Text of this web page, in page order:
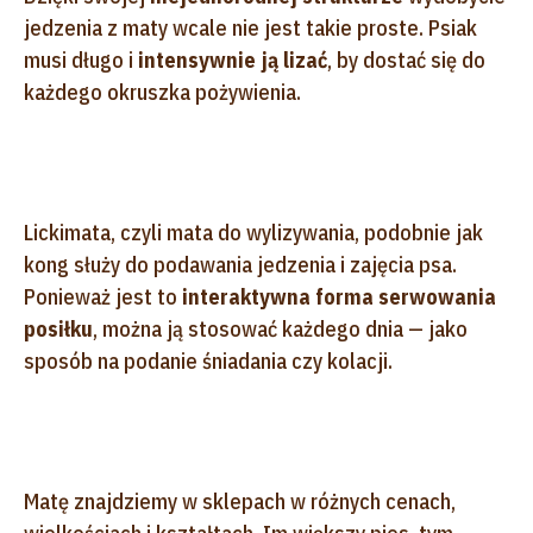
jedzenia z maty wcale nie jest takie proste. Psiak
musi długo i intensywnie ją lizać, by dostać się do
każdego okruszka pożywienia.
Lickimata, czyli mata do wylizywania, podobnie jak
kong służy do podawania jedzenia i zajęcia psa.
Ponieważ jest to interaktywna forma serwowania
posiłku, można ją stosować każdego dnia — jako
sposób na podanie śniadania czy kolacji.
Matę znajdziemy w sklepach w różnych cenach,